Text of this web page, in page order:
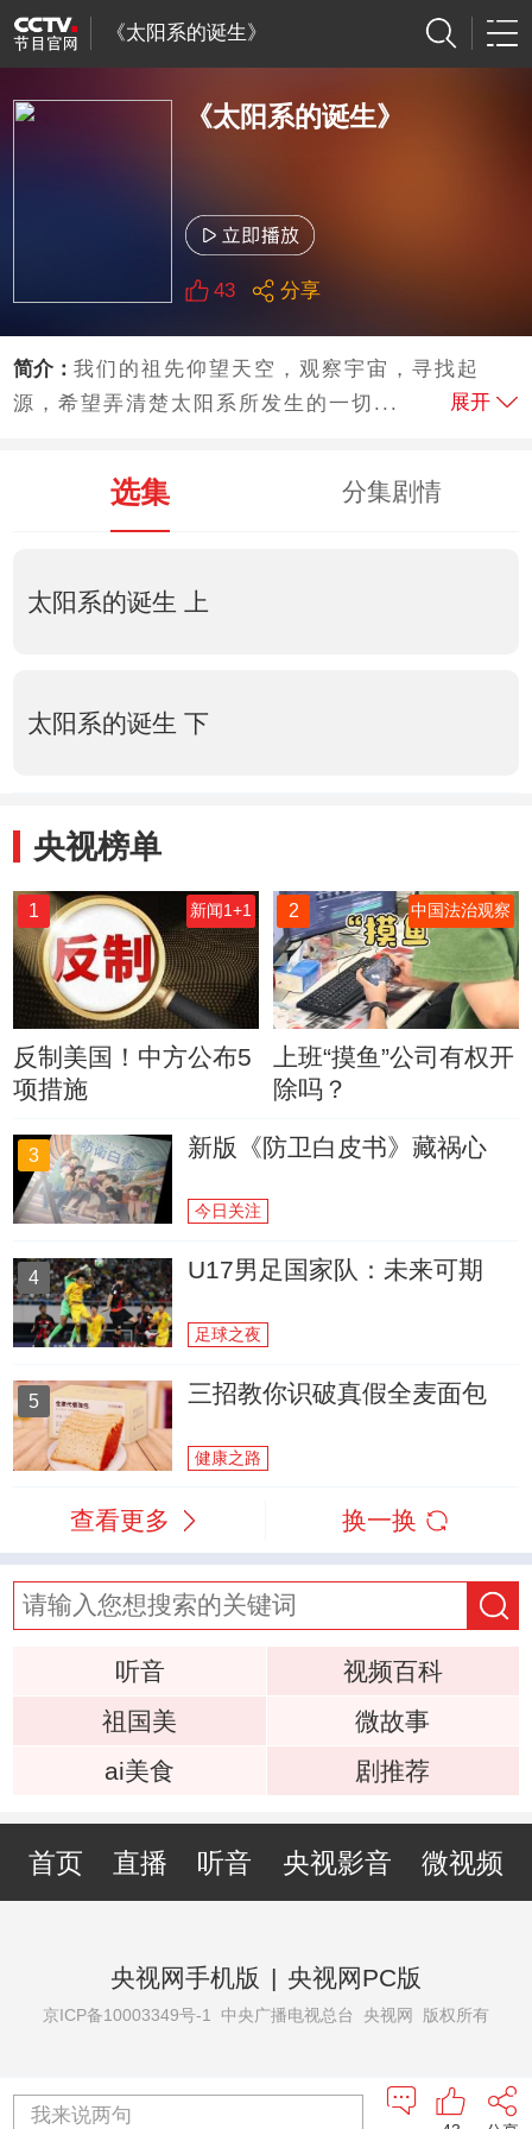
《太阳系的诞生》
《太阳系的诞生》
43 分享
简介：我们的祖先仰望天空，观察宇宙，寻找起
源，希望弄清楚太阳系所发生的一切...
展开
选集 分集剧情
太阳系的诞生 上
太阳系的诞生 下
央视榜单
1 新闻1+1
反制美国！中方公布5
项措施
2 中国法治观察
上班“摸鱼”公司有权开
除吗？
3 新版《防卫白皮书》藏祸心
今日关注
4 U17男足国家队：未来可期
足球之夜
5 三招教你识破真假全麦面包
健康之路
查看更多 换一换
听音
视频百科
祖国美
微故事
ai美食
剧推荐
首页 直播 听音 央视影音 微视频
央视网手机版 | 央视网PC版
京ICP备10003349号-1 中央广播电视总台 央视网 版权所有
我来说两句